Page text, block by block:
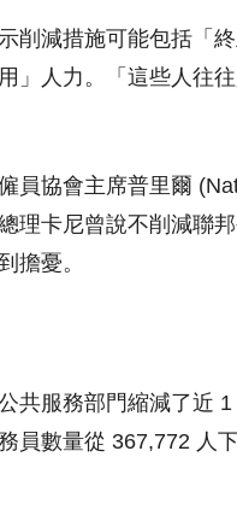
削減措施可能包括「
」人力。「這些人往
員協會主席普里爾
理卡尼曾說不削減聯
擔憂。
共服務部門縮減了近
員數量從 367,772 人